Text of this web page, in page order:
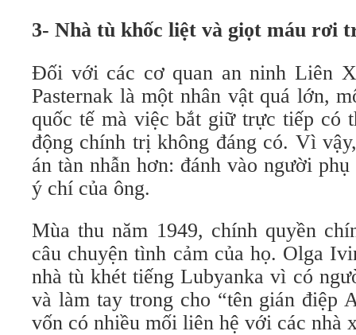
3- Nhà tù khốc liệt và giọt máu rơi
Đối với các cơ quan an ninh Liên
Pasternak là một nhân vật quá lớn,
quốc tế mà việc bắt giữ trực tiếp có
động chính trị không đáng có. Vì
án tàn nhẫn hơn: đánh vào người
ý chí của ông.
Mùa thu năm 1949, chính quyền
câu chuyện tình cảm của họ. Olga
nhà tù khét tiếng Lubyanka vì có
và làm tay trong cho “tên gián điệp
vốn có nhiều mối liên hệ với các nhà